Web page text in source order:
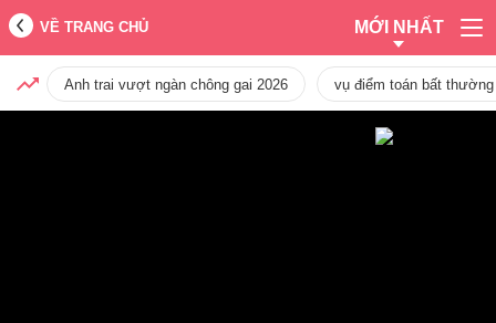
VỀ TRANG CHỦ MỚI NHẤT
Anh trai vượt ngàn chông gai 2026 vụ điểm toán bất